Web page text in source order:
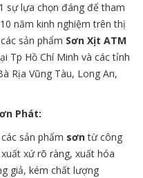
sự lựa chọn đáng để tham
năm kinh nghiệm trên thị
sản phẩm Sơn Xịt ATM
Tp Hồ Chí Minh và các tỉnh
Rịa Vũng Tàu, Long An,
Phát:
sản phẩm sơntừ công
xứ rõ ràng, xuất hóa
giả, kém chất lượng